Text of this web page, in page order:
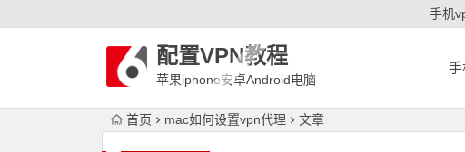
手机
配置VPN教程
苹果iphone安卓Android电脑
手
首页 mac如何设置vpn代理 文章